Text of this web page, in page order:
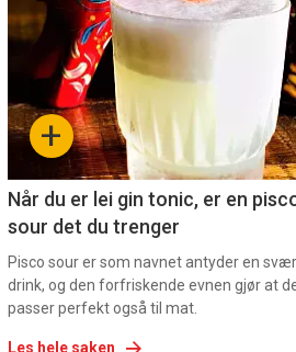
akkurat
nå
-
+
Når du er lei gin tonic, er en
sour det du trenger
Pisco sour er som navnet antyder en
drink, og den forfriskende evnen gjør at
passer perfekt også til mat.
Les hele saken